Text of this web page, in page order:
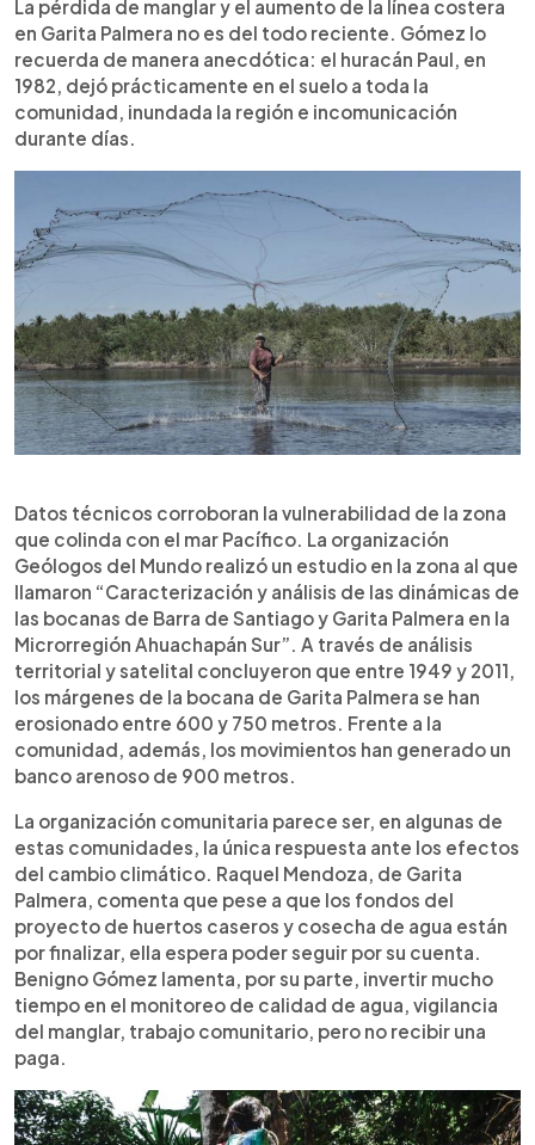
La pérdida de manglar y el aumento de la línea costera
en Garita Palmera no es del todo reciente. Gómez lo
recuerda de manera anecdótica: el huracán Paul, en
1982, dejó prácticamente en el suelo a toda la
comunidad, inundada la región e incomunicación
durante días.
Datos técnicos corroboran la vulnerabilidad de la zona
que colinda con el mar Pacífico. La organización
Geólogos del Mundo realizó un estudio en la zona al que
llamaron “Caracterización y análisis de las dinámicas de
las bocanas de Barra de Santiago y Garita Palmera en la
Microrregión Ahuachapán Sur”. A través de análisis
territorial y satelital concluyeron que entre 1949 y 2011,
los márgenes de la bocana de Garita Palmera se han
erosionado entre 600 y 750 metros. Frente a la
comunidad, además, los movimientos han generado un
banco arenoso de 900 metros.
La organización comunitaria parece ser, en algunas de
estas comunidades, la única respuesta ante los efectos
del cambio climático. Raquel Mendoza, de Garita
Palmera, comenta que pese a que los fondos del
proyecto de huertos caseros y cosecha de agua están
por finalizar, ella espera poder seguir por su cuenta.
Benigno Gómez lamenta, por su parte, invertir mucho
tiempo en el monitoreo de calidad de agua, vigilancia
del manglar, trabajo comunitario, pero no recibir una
paga.